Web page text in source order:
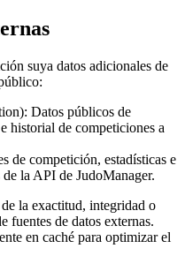
suya datos adicionales de
Datos públicos de
historial de competiciones a
de competición, estadísticas e
la API de JudoManager.
la exactitud, integridad o
fuentes de datos externas.
en caché para optimizar el